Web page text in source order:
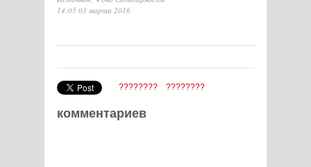
14:05 03 марта 2016
???????? ????????
комментариев